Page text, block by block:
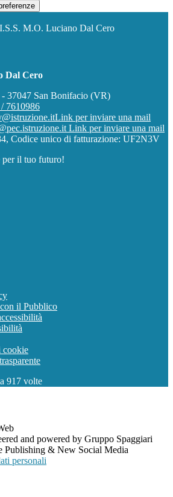
M.O. Luciano Dal Cero
Dal Cero
37047 San Bonifacio (VR)
7610986
Link per inviare una mail
Link per inviare una mail
Codice unico di fatturazione: UF2N3V
per il tuo futuro!
il Pubblico
cookie
917 volte
and powered by Gruppo Spaggiari
Publishing & New Social Media
personali